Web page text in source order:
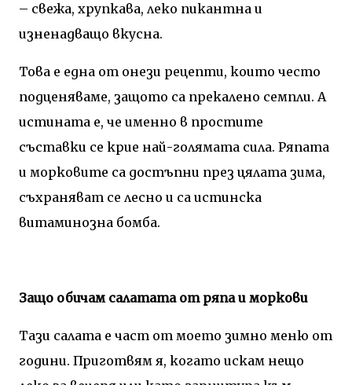
– свежа, хрупкава, леко пикантна и
изненадващо вкусна.
Това е една от онези рецепти, които често
подценяваме, защото са прекалено семпли. А
истината е, че именно в простите
съставки се крие най-голямата сила. Ряпата
и морковите са достъпни през цялата зима,
съхраняват се лесно и са истинска
витаминозна бомба.
Защо обичам салатата от ряпа и моркови
Тази салата е част от моето зимно меню от
години. Приготвям я, когато искам нещо